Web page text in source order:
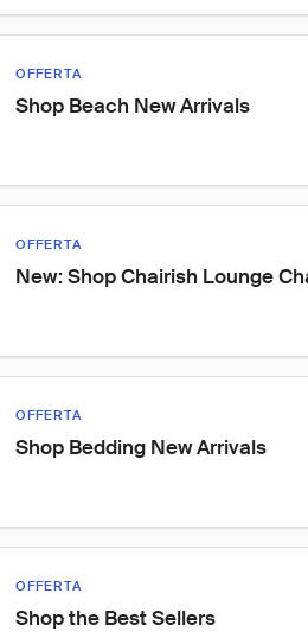
OFFERTA
Shop Beach New Arrivals
OFFERTA
New: Shop Chairish Lounge
OFFERTA
Shop Bedding New Arrivals
OFFERTA
Shop the Best Sellers